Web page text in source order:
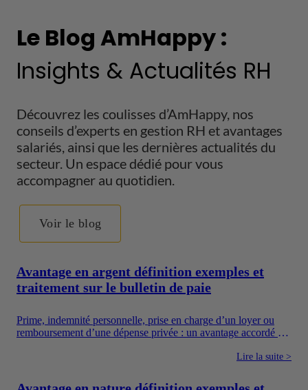
Le Blog AmHappy :
Insights & Actualités RH
Découvrez les coulisses d’AmHappy, nos
conseils d’experts en gestion RH et avantages
salariés, ainsi que les dernières actualités du
secteur. Un espace dédié pour vous
accompagner au quotidien.
Voir le blog
Avantage en argent définition exemples et
traitement sur le bulletin de paie
Prime, indemnité personnelle, prise en charge d’un loyer ou
remboursement d’une dépense privée : un avantage accordé en
autant, toutes les sommes versées par une entreprise ne suivent
rémunération, les avantages en argent, les frais professionnels
Lire la suite >